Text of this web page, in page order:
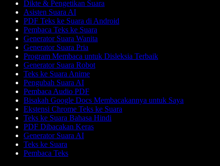
Dikte & Pengetikan Suara
Asisten Suara AI
PDF Teks ke Suara di Android
Pembaca Teks ke Suara
Generator Suara Wanita
Generator Suara Pria
Program Membaca untuk Disleksia Terbaik
Generator Suara Robot
Teks ke Suara Anime
Pengubah Suara AI
Pembaca Audio PDF
Bisakah Google Docs Membacakannya untuk Saya
Ekstensi Chrome Teks ke Suara
Teks ke Suara Bahasa Hindi
PDF Dibacakan Keras
Generator Suara AI
Teks ke Suara
Pembaca Teks